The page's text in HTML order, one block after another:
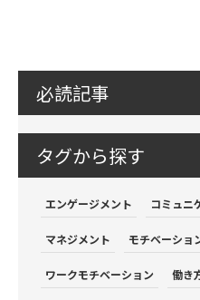
必読記事
タグから探す
エンゲージメント コミュニ
マネジメント モチベーショ
ワークモチベーション 働き